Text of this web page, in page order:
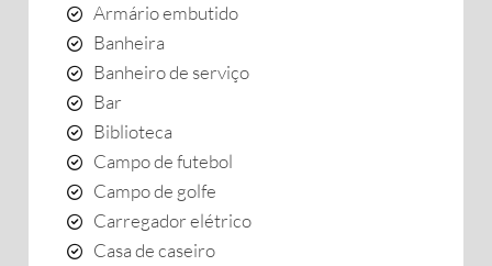
Armário embutido
Banheira
Banheiro de serviço
Bar
Biblioteca
Campo de futebol
Campo de golfe
Carregador elétrico
Casa de caseiro